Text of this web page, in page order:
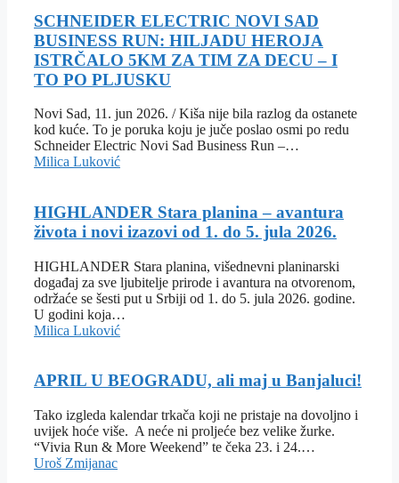
SCHNEIDER ELECTRIC NOVI SAD
BUSINESS RUN: HILJADU HEROJA
ISTRČALO 5KM ZA TIM ZA DECU – I
TO PO PLJUSKU
Novi Sad, 11. jun 2026. / Kiša nije bila razlog da ostanete
kod kuće. To je poruka koju je juče poslao osmi po redu
Schneider Electric Novi Sad Business Run –…
Milica Luković
HIGHLANDER Stara planina – avantura
života i novi izazovi od 1. do 5. jula 2026.
HIGHLANDER Stara planina, višednevni planinarski
događaj za sve ljubitelje prirode i avantura na otvorenom,
održaće se šesti put u Srbiji od 1. do 5. jula 2026. godine.
U godini koja…
Milica Luković
APRIL U BEOGRADU, ali maj u Banjaluci!
Tako izgleda kalendar trkača koji ne pristaje na dovoljno i
uvijek hoće više. A neće ni proljeće bez velike žurke.
“Vivia Run & More Weekend” te čeka 23. i 24.…
Uroš Zmijanac